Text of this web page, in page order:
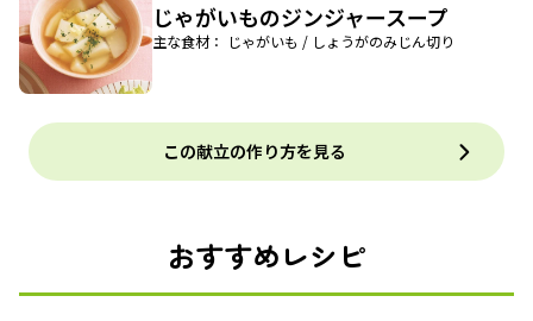
じゃがいものジンジャースープ
主な食材： じゃがいも / しょうがのみじん切り
この献立の作り方を見る
おすすめレシピ